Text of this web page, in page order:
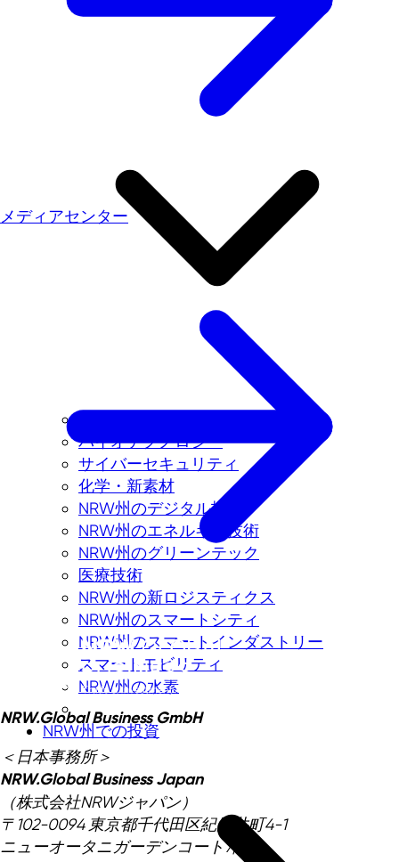
バイオテクノロジー
サイバーセキュリティ
化学・新素材
NRW州のデジタル技術
NRW州のエネルギー技術
NRW州のグリーンテック
医療技術
NRW州の新ロジスティクス
NRW州のスマートシティ
NRW州のスマートインダストリー
スマートモビリティ
NRW州の水素
NRW州での投資
メディアセンター
NRW.Global Business GmbH
＜日本事務所＞
NRW.Global Business Japan
（株式会社NRWジャパン）
〒102-0094 東京都千代田区紀尾井町4-1
ニューオータニガーデンコート7階